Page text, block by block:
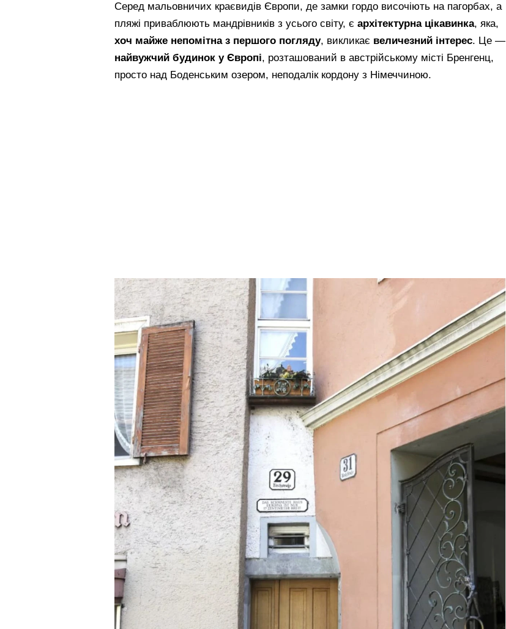
Серед мальовничих краєвидів Європи, де замки гордо височіють на пагорбах, а
пляжі приваблюють мандрівників з усього світу, є архітектурна цікавинка, яка,
хоч майже непомітна з першого погляду, викликає величезний інтерес. Це —
найвужчий будинок у Європі, розташований в австрійському місті Бренгенц,
просто над Боденським озером, неподалік кордону з Німеччиною.